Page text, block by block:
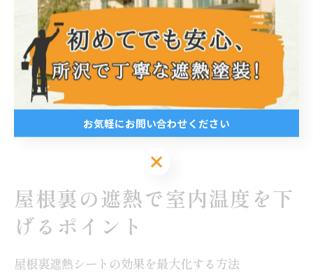
「遮熱シートを導入したが結露で困った」という失敗例
もありますが、専門業者による設計・施工で多くのトラ
ブルは防げます。費用対効果やメンテナンス性も考慮
し、埼玉県の気候や建物用途に合わせて上手に活用しま
しょう。
屋根裏の遮熱で室内温度を下
げるポイント
屋根裏遮熱シートの効果を最大化する方法
お気軽にお問い合わせください
お気軽にお問い合わせください